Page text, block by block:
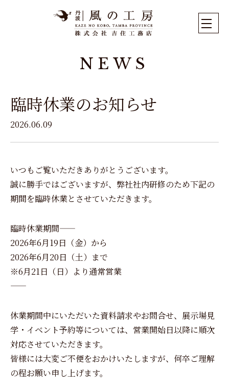
NEWS
臨時休業のお知らせ
2026.06.09
いつもご覧いただきありがとうございます。
誠に勝手ではございますが、弊社社内研修のため下記の
期間を臨時休業とさせていただきます。
臨時休業期間――――――――
2026年6月19日（金）から
2026年6月20日（土）まで
※6月21日（日）より通常営業
――――――――――――――
休業期間中にいただいた資料請求やお問合せ、展示場見
学・イベント予約等については、営業開始日以降に順次
対応させていただきます。
皆様には大変ご不便をおかけいたしますが、何卒ご理解
の程お願い申し上げます。